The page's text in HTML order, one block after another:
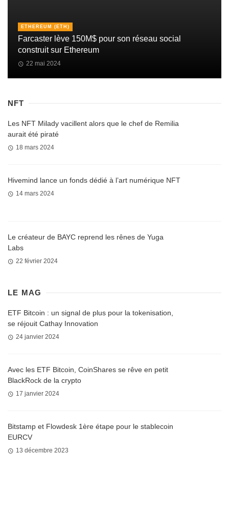
ETHEREUM (ETH)
Farcaster lève 150M$ pour son réseau social
construit sur Ethereum
22 mai 2024
NFT
Les NFT Milady vacillent alors que le chef de Remilia
aurait été piraté
18 mars 2024
Hivemind lance un fonds dédié à l’art numérique NFT
14 mars 2024
Le créateur de BAYC reprend les rênes de Yuga
Labs
22 février 2024
LE MAG
ETF Bitcoin : un signal de plus pour la tokenisation,
se réjouit Cathay Innovation
24 janvier 2024
Avec les ETF Bitcoin, CoinShares se rêve en petit
BlackRock de la crypto
17 janvier 2024
Bitstamp et Flowdesk 1ère étape pour le stablecoin
EURCV
13 décembre 2023